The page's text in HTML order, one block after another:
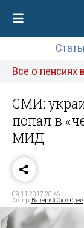
Все о пенсиях
СМИ:
попал в
МИД
09.11.2017 20:46
Автор: Валерий Октябрёв